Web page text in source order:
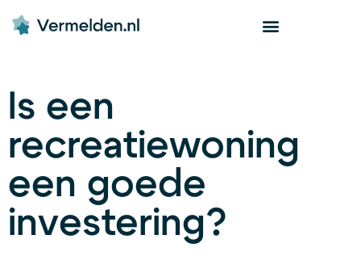
Is een
recreatiewoning
een goede
investering?